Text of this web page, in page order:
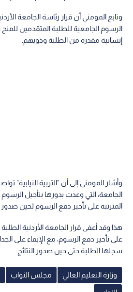
وتابع المومني أن قرار رئاسة الجامعة
الرسوم الجامعية للطلبة المتقدمين
إنسانية مقدرة من الطلبة وذويهم.
وأشار المومني إلى أن "التربية النيابية"
الجامعة، التي وعدت بدورها بتأجيل
المترتبة على تأخير دفع الرسوم لحين صدور
هذا وقد أعفى قرار الجامعة الأردنية
على تأخير دفع الرسوم، مع الإبقاء على
سجلها الطلبة حتى حين صدور النتائج.
وزارة التعليم العالي مجلس النواب